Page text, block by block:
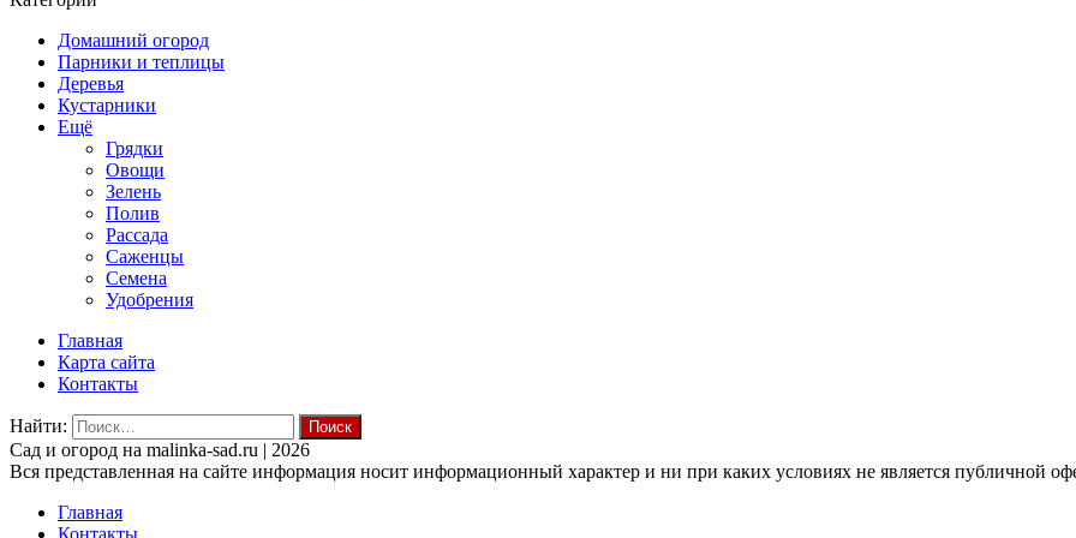
Домашний огород
Парники и теплицы
Деревья
Кустарники
Ещё
Грядки
Овощи
Зелень
Полив
Рассада
Саженцы
Семена
Удобрения
Главная
Карта сайта
Контакты
Найти:
Cад и огород на malinka-sad.ru | 2026
Вся представленная на сайте информация носит информационный характер и ни при каких условиях не является публичной
Главная
Контакты